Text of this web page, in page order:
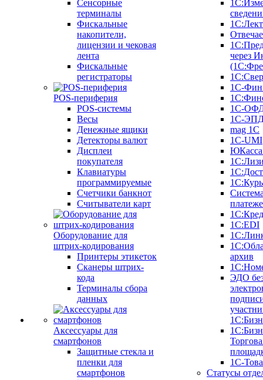
Сенсорные
терминалы
Фискальные
накопители,
лицензии и чековая
лента
Фискальные
регистраторы
POS-периферия
POS-системы
Весы
Денежные ящики
Детекторы валют
Дисплеи
покупателя
Клавиатуры
программируемые
Счетчики банкнот
Считыватели карт
Оборудование для
штрих-кодирования
Принтеры этикеток
Сканеры штрих-
кода
Терминалы сбора
данных
Аксессуары для
смартфонов
Защитные стекла и
пленки для
смартфонов
через
1С-
1С-
1С-
mag 1C
1C-UMI
1С:EDI
архив
ЭДО
1С-
Статусы